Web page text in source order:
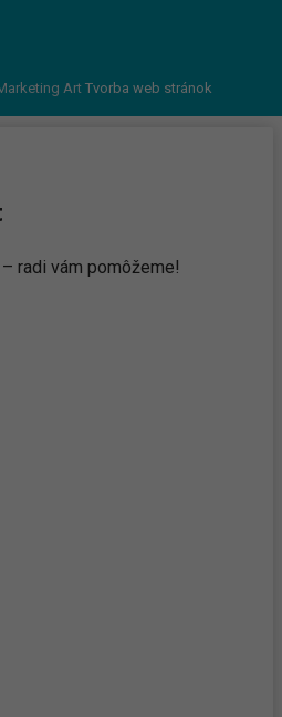
Art Tvorba web stránok
radi vám pomôžeme!